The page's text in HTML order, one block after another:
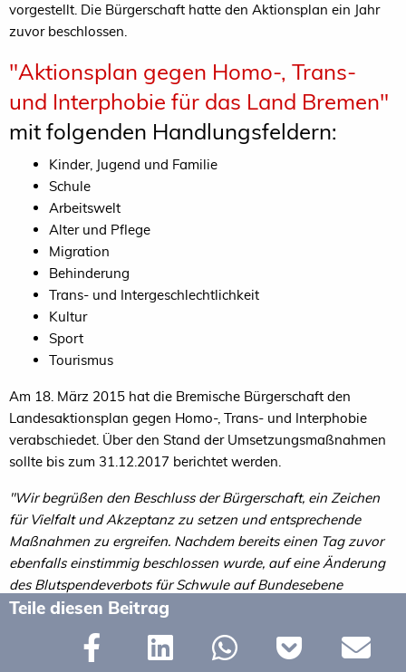
vorgestellt. Die Bürgerschaft hatte den Aktionsplan ein Jahr
zuvor beschlossen.
"Aktionsplan gegen Homo-, Trans-
und Interphobie für das Land Bremen"
mit folgenden Handlungsfeldern:
Kinder, Jugend und Familie
Schule
Arbeitswelt
Alter und Pflege
Migration
Behinderung
Trans- und Intergeschlechtlichkeit
Kultur
Sport
Tourismus
Am 18. März 2015 hat die Bremische Bürgerschaft den
Landesaktionsplan gegen Homo-, Trans- und Interphobie
verabschiedet. Über den Stand der Umsetzungsmaßnahmen
sollte bis zum 31.12.2017 berichtet werden.
"Wir begrüßen den Beschluss der Bürgerschaft, ein Zeichen
für Vielfalt und Akzeptanz zu setzen und entsprechende
Maßnahmen zu ergreifen. Nachdem bereits einen Tag zuvor
ebenfalls einstimmig beschlossen wurde, auf eine Änderung
des Blutspendeverbots für Schwule auf Bundesebene
hinzuwirken, setzen die Volksvertreter ihren Kurs gegen
des LSVD Niedersachsen-Bremen vom 18. März 2015
Teile diesen Beitrag